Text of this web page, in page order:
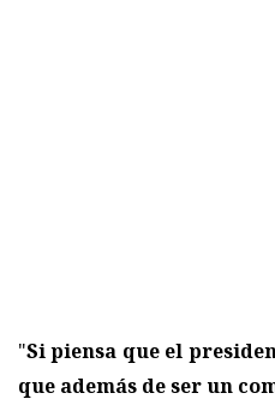
"Si piensa que el
que además de ser un